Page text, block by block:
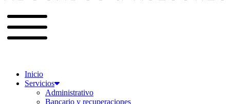
Inicio
Servicios
Administrativo
Bancario y recuperaciones